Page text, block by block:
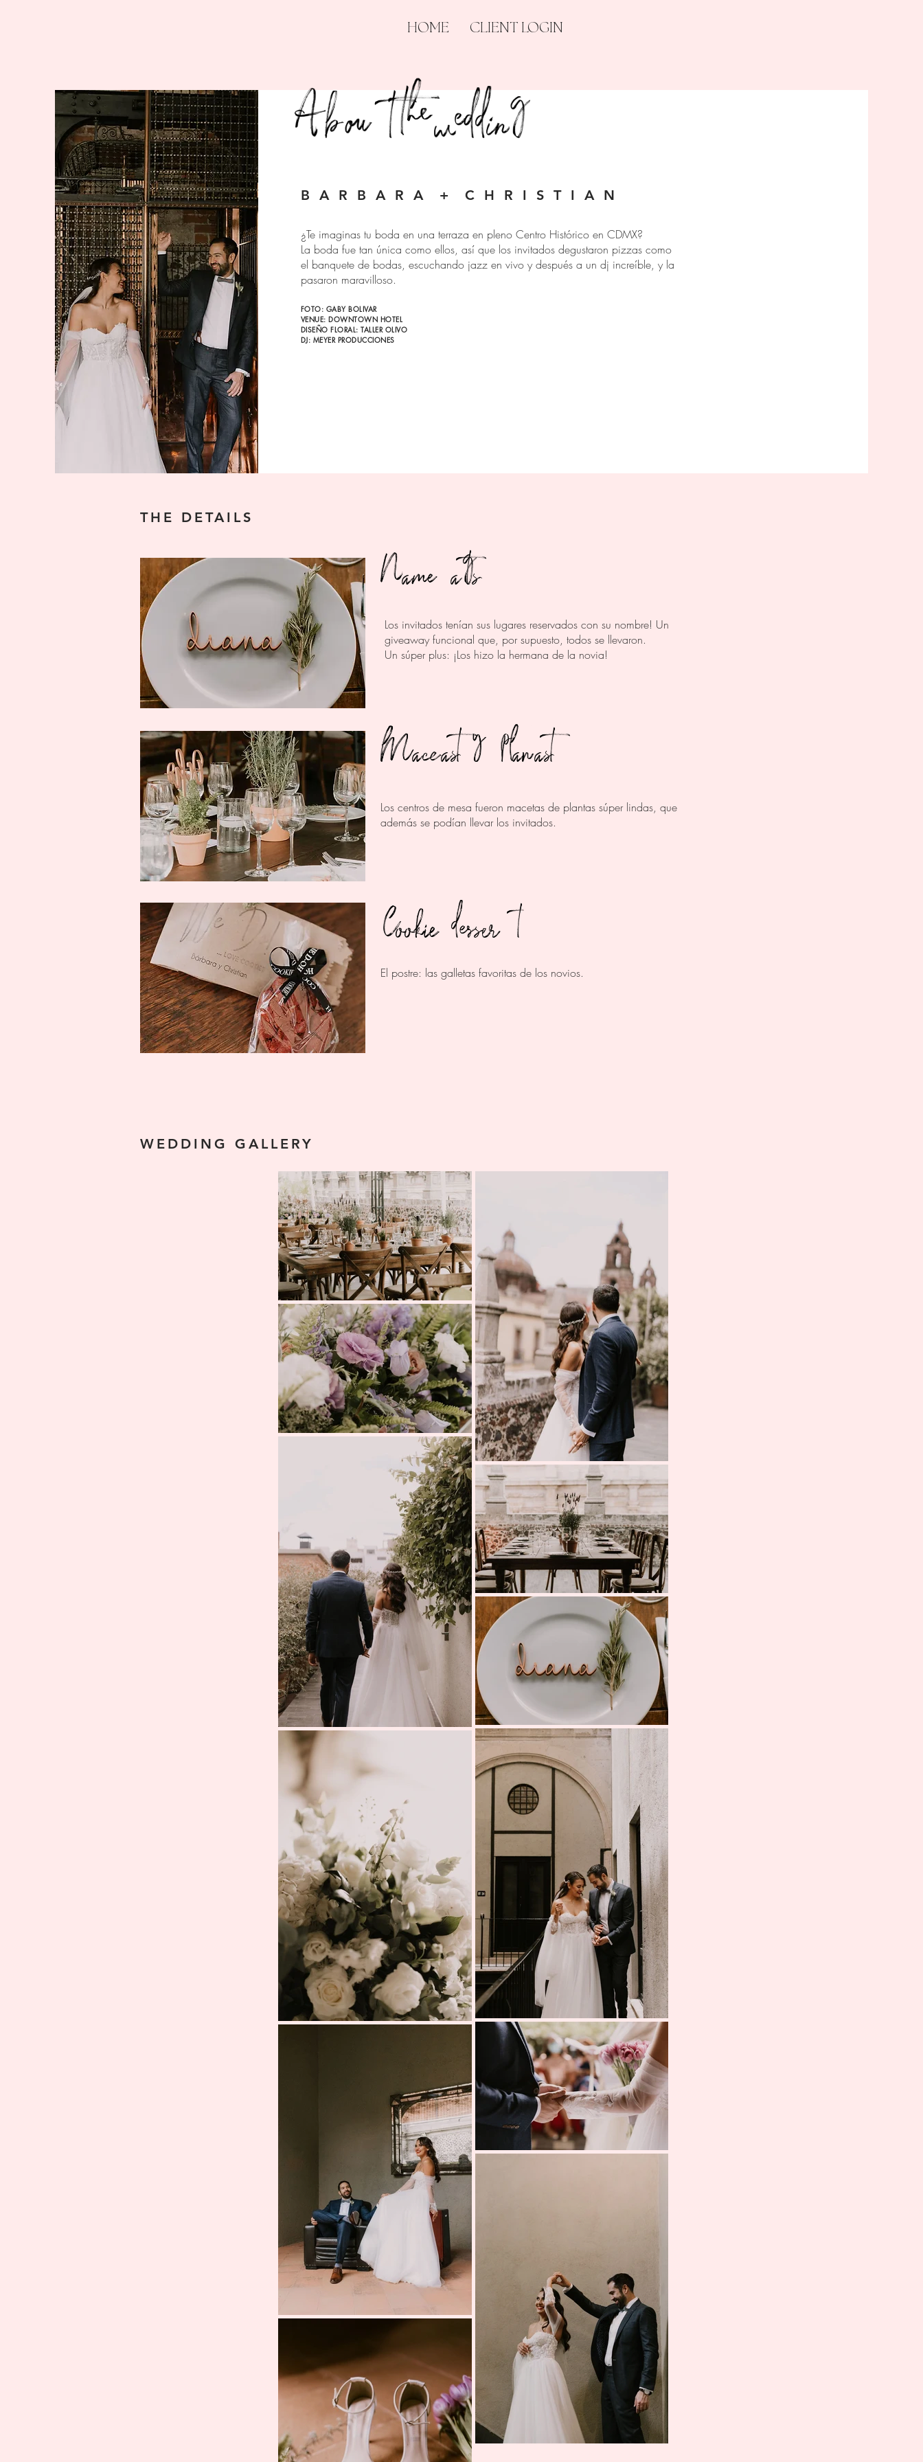
HOME CLIENT LOGIN
About the wedding
B A R B A R A + C H R I S T I A N
¿Te imaginas tu boda en una terraza en pleno Centro Histórico en CDMX?
La boda fue tan única como ellos, así que los invitados degustaron pizzas como
el banquete de bodas, escuchando jazz en vivo y después a un dj increíble, y la
pasaron maravilloso.
FOTO: GABY BOLIVAR
VENUE: DOWNTOWN HOTEL
DISEÑO FLORAL: TALLER OLIVO
DJ: MEYER PRODUCCIONES
THE DETAILS
Name tags
Los invitados tenían sus lugares reservados con su nombre! Un
giveaway funcional que, por supuesto, todos se llevaron.
Un súper plus: ¡Los hizo la hermana de la novia!
Macetas y plantas
Los centros de mesa fueron macetas de plantas súper lindas, que
además se podían llevar los invitados.
Cookie dessert
El postre: las galletas favoritas de los novios.
WEDDING GALLERY